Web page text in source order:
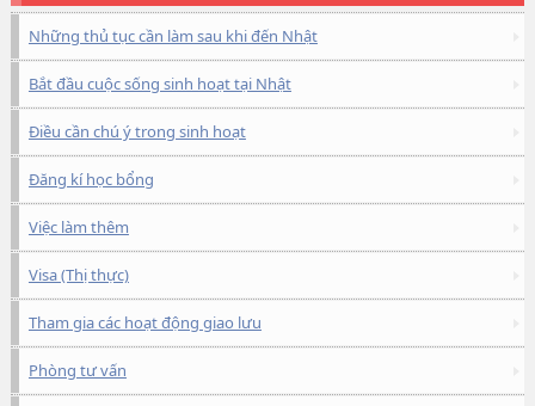
Những thủ tục cần làm sau khi đến Nhật
Bắt đầu cuộc sống sinh hoạt tại Nhật
Điều cần chú ý trong sinh hoạt
Đăng kí học bổng
Việc làm thêm
Visa (Thị thực)
Tham gia các hoạt động giao lưu
Phòng tư vấn